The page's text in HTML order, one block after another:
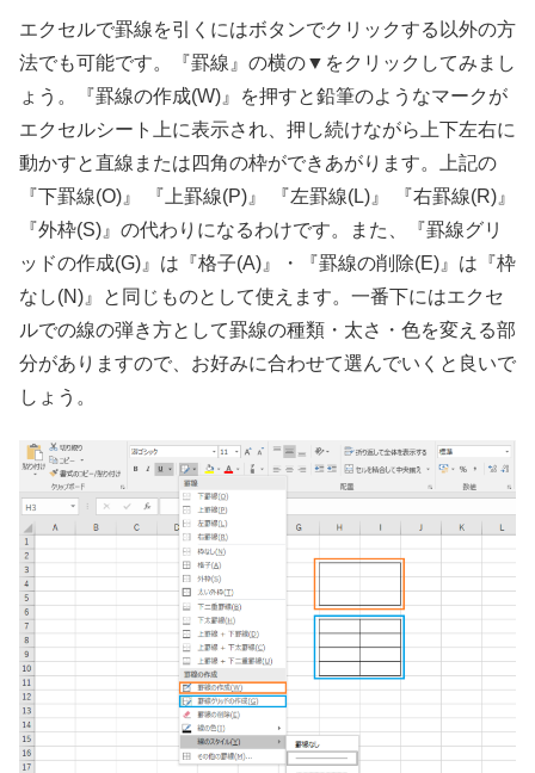
エクセルで罫線を引くにはボタンでクリックする以外の方
法でも可能です。『罫線』の横の▼をクリックしてみまし
ょう。『罫線の作成(W)』を押すと鉛筆のようなマークが
エクセルシート上に表示され、押し続けながら上下左右に
動かすと直線または四角の枠ができあがります。上記の
『下罫線(O)』 『上罫線(P)』 『左罫線(L)』 『右罫線(R)』
『外枠(S)』の代わりになるわけです。また、『罫線グリ
ッドの作成(G)』は『格子(A)』・『罫線の削除(E)』は『枠
なし(N)』と同じものとして使えます。一番下にはエクセ
ルでの線の弾き方として罫線の種類・太さ・色を変える部
分がありますので、お好みに合わせて選んでいくと良いで
しょう。